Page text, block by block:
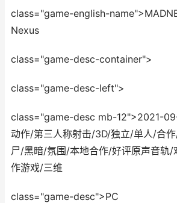
class="game-english-
Nexus
class="game-desc-container">
class="game-desc-left">
class="game-desc mb-12">2021-
动作/第三人称射击/3D/独立/单人/合
尸/黑暗/氛围/本地合作/好评原声音轨/
作游戏/三维
class="game-desc">PC